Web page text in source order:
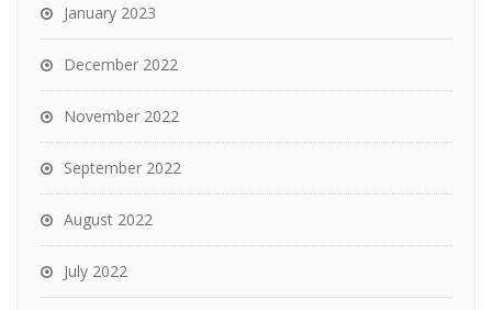
January 2023
December 2022
November 2022
September 2022
August 2022
July 2022